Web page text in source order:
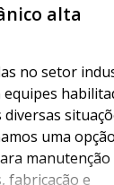
alta
no setor
uma
manutenção
fabricação e